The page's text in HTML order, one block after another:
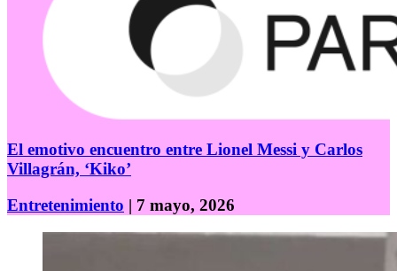
El emotivo encuentro entre Lionel Messi y Carlos
Villagrán, ‘Kiko’
Entretenimiento | 7 mayo, 2026